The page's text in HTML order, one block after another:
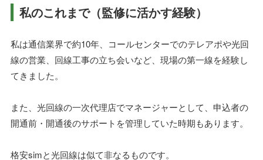
私のこれまで（監修に活かす経験）
私は通信業界で約10年、コールセンターでのテレアポや光回
線の営業、回線工事の立ち会いなど、現場の第一線を経験し
てきました。
また、光回線の一次代理店でマネージャーとして、申込者の
開通前・開通後のサポートを管理していた時期もあります。
格安simと光回線は似て非なるものです。